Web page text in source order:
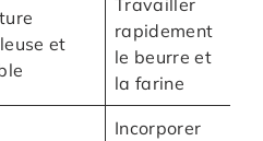
et
Travailler
rapidement
le beurre et
la farine
Incorporer